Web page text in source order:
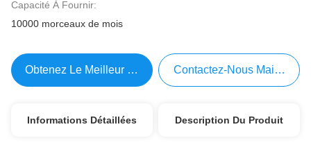
Capacité À Fournir:
10000 morceaux de mois
Obtenez Le Meilleur Prix Contactez-Nous Maintenant
Informations Détaillées Description Du Produit